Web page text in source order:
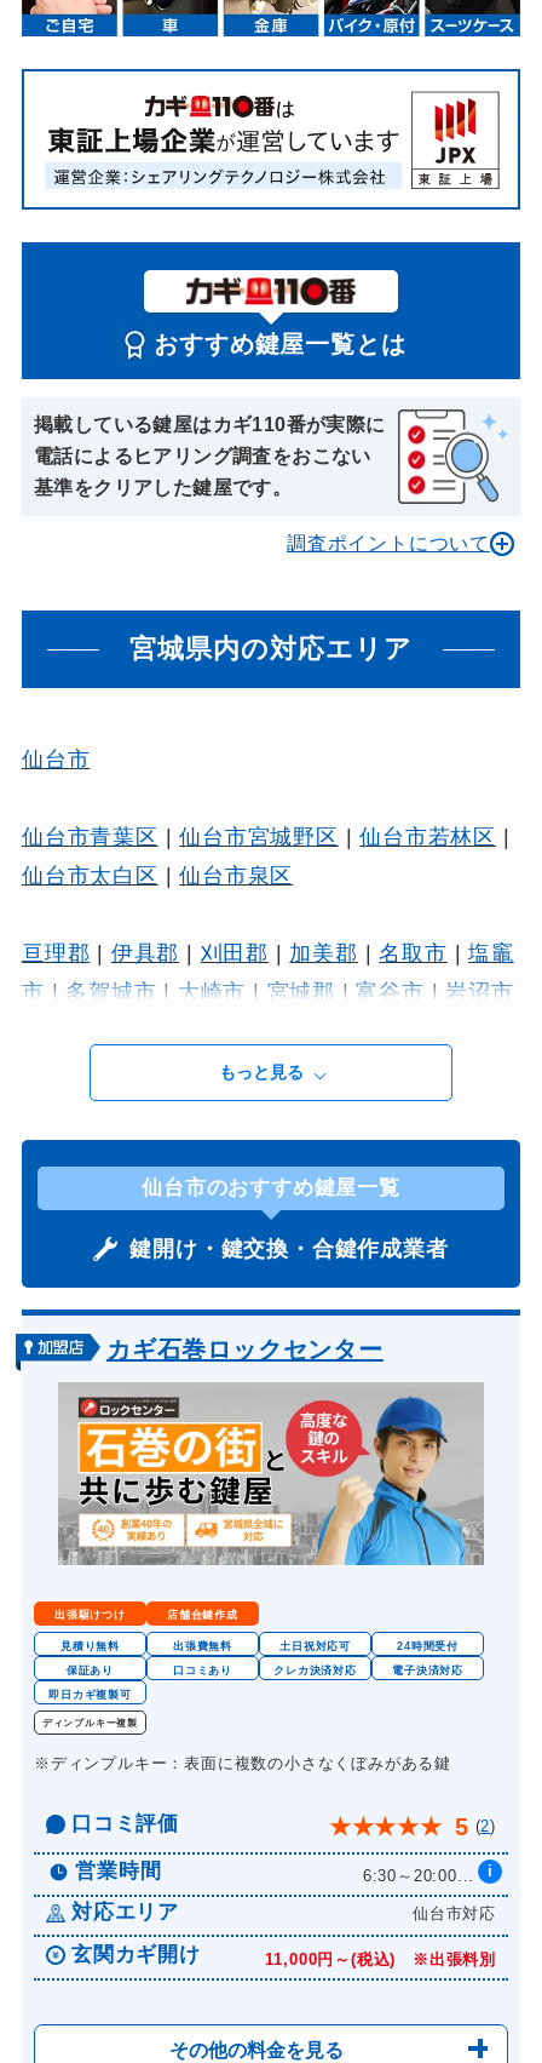
おすすめ鍵屋一覧とは
掲載している鍵屋はカギ110番が実際に
電話によるヒアリング調査をおこない
基準をクリアした鍵屋です。
調査ポイントについて
宮城県内の対応エリア
仙台市
仙台市青葉区 |仙台市宮城野区 |仙台市若林区
仙台市太白区
|仙台市泉区
亘理郡 伊具郡 刈田郡 加美郡 |名取市 |塩竈
市 | 多賀城市 | 大崎市 | 宮城郡 |富谷市 | 岩沼市
白石市| 石巻市
黒川郡
もっと見る
仙台市のおすすめ鍵屋一覧
鍵開け・鍵交換・合鍵作成業者
カギ石巻ロックセンター
出張駆けつけ 店舗合鍵作成
見積り無料 出張費無料 土日祝対応可
24時間受付
保証あり
口コミあり クレカ決済対応
電子決済対応
即日カギ複製可
ディンプルキー複製
※ディンプルキー：表面に複数の小さなくぼみがある鍵
口コミ評価 ★★★★★ 5 (2)
営業時間 6:30～20:00... i
対応エリア 仙台市対応
玄関カギ開け 11,000円～(税込) ※出張料別
その他の料金を見る